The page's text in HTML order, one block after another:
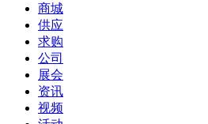
商城
供应
求购
公司
展会
资讯
视频